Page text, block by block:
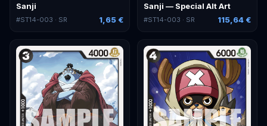
Sanji
#ST14-003 · SR 1,65 €
Sanji — Special Alt Art
#ST14-003 · SR 115,64 €